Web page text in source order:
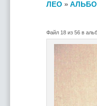
ЛЕО »
Файл 18 из 56 в